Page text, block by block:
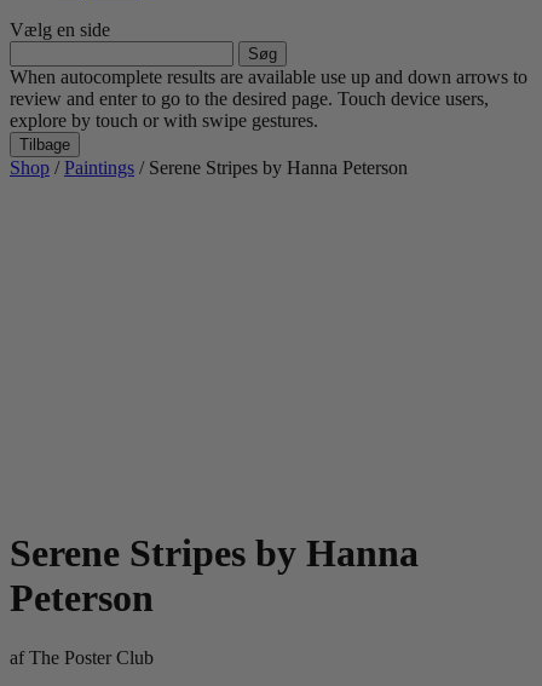
Vælg en side
efter:
When autocomplete results are available use up and down arrows to
review and enter to go to the desired page. Touch device users,
explore by touch or with swipe gestures.
Tilbage
Shop /Paintings / Serene Stripes by Hanna Peterson
Serene Stripes by Hanna
Peterson
afThe Poster Club